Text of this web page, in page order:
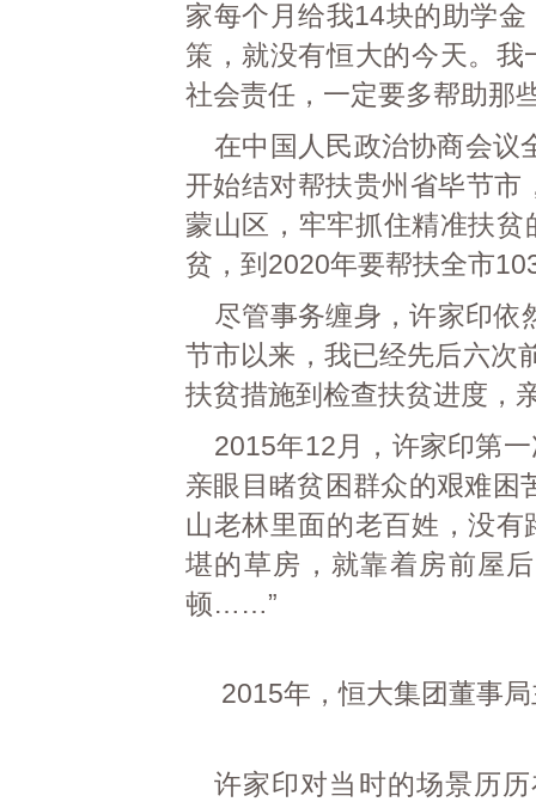
家每个月给我14块的助学
策，就没有恒大的今天。
社会责任，一定要多帮助那
在中国人民政治协商会议
开始结对帮扶贵州省毕节市
蒙山区，牢牢抓住精准扶
贫，到2020年要帮扶全市
尽管事务缠身，许家印依
节市以来，我已经先后六次
扶贫措施到检查扶贫进度，
2015年12月，许家印第
亲眼目睹贫困群众的艰难困
山老林里面的老百姓，没
堪的草房，就靠着房前屋
顿……”
2015年，恒大集团董事
许家印对当时的场景历